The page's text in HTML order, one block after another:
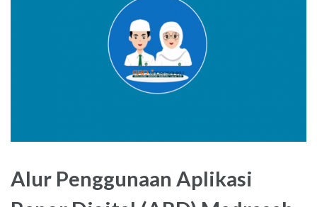
Alur Penggunaan Aplikasi